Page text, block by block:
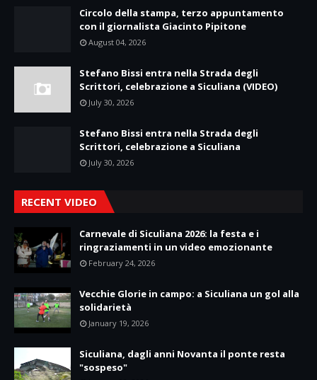
Circolo della stampa, terzo appuntamento
con il giornalista Giacinto Pipitone
August 04, 2026
Stefano Bissi entra nella Strada degli
Scrittori, celebrazione a Siculiana (VIDEO)
July 30, 2026
Stefano Bissi entra nella Strada degli
Scrittori, celebrazione a Siculiana
July 30, 2026
RECENT VIDEO
Carnevale di Siculiana 2026: la festa e i
ringraziamenti in un video emozionante
February 24, 2026
Vecchie Glorie in campo: a Siculiana un gol alla
solidarietà
January 19, 2026
Siculiana, dagli anni Novanta il ponte resta
"sospeso"